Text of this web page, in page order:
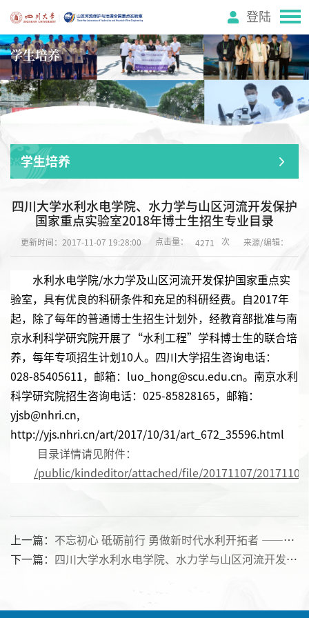
登陆
学生培养
学生培养
四川大学水利水电学院、水力学与山区河流开发保护
国家重点实验室2018年博士生招生专业目录
更新时间：2017-11-07 19:28:00 点击量： 4271 次 来源/编辑：
水利水电学院/水力学及山区河流开发保护国家重点实
验室，具有优良的科研条件和充足的科研经费。自2017年
起，除了每年的普通博士生招生计划外，经教育部批准与南
京水利科学研究院开展了“水利工程”学科博士生的联合培
养，每年专项招生计划10人。四川大学招生咨询电话：
028-85405611，邮箱：luo_hong@scu.edu.cn。南京水利
科学研究院招生咨询电话：025-85828165，邮箱：
yjsb@nhri.cn,
http://yjs.nhri.cn/art/2017/10/31/art_672_35596.html
目录详情请见附件：
/public/kindeditor/attached/file/20171107/
上一篇： 不忘初心 砥砺前行 勇做新时代水利开拓者 ——记水利水电学院院长刘超教授给研究生做专题讲授
下一篇： 四川大学水利水电学院、水力学与山区河流开发保护国家重点实验室2018年申请考核制博士研究生招生简章